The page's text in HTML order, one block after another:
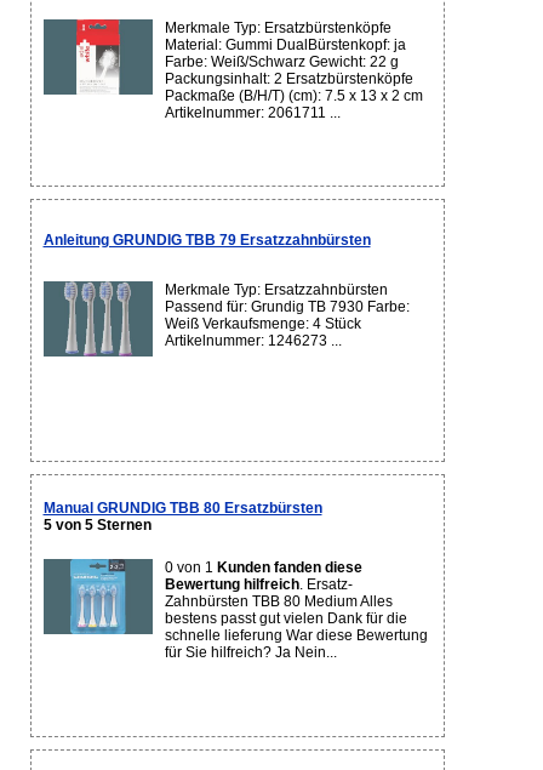
Merkmale Typ: Ersatzbürstenköpfe
Material: Gummi DualBürstenkopf: ja
Farbe: Weiß/Schwarz Gewicht: 22 g
Packungsinhalt: 2 Ersatzbürstenköpfe
Packmaße (B/H/T) (cm): 7.5 x 13 x 2 cm
Artikelnummer: 2061711 ...
Anleitung GRUNDIG TBB 79 Ersatzzahnbürsten
Merkmale Typ: Ersatzzahnbürsten
Passend für: Grundig TB 7930 Farbe:
Weiß Verkaufsmenge: 4 Stück
Artikelnummer: 1246273 ...
Manual GRUNDIG TBB 80 Ersatzbürsten
5 von 5 Sternen
0 von 1 Kunden fanden diese
Bewertung hilfreich. Ersatz-
Zahnbürsten TBB 80 Medium Alles
bestens passt gut vielen Dank für die
schnelle lieferung War diese Bewertung
für Sie hilfreich? Ja Nein...